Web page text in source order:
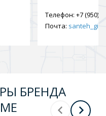
Телефон: +7 (950)
Почта:
БРЕНДА